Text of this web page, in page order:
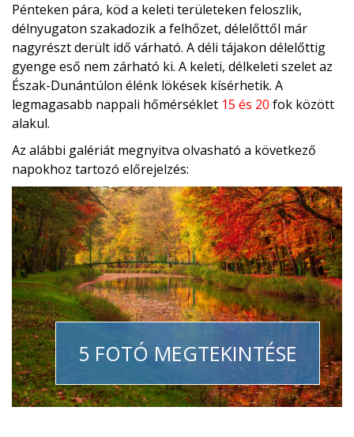
Pénteken pára, köd a keleti területeken feloszlik,
délnyugaton szakadozik a felhőzet, délelőttől már
nagyrészt derült idő várható. A déli tájakon délelőttig
gyenge eső nem zárható ki. A keleti, délkeleti szelet az
Észak-Dunántúlon élénk lökések kísérhetik. A
legmagasabb nappali hőmérséklet 15 és 20 fok között
alakul.
Az alábbi galériát megnyitva olvasható a következő
napokhoz tartozó előrejelzés:
5 FOTÓ MEGTEKINTÉSE